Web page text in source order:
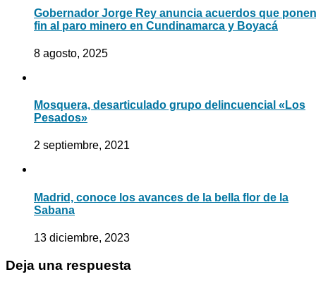
Gobernador Jorge Rey anuncia acuerdos que ponen
fin al paro minero en Cundinamarca y Boyacá
8 agosto, 2025
Mosquera, desarticulado grupo delincuencial «Los
Pesados»
2 septiembre, 2021
Madrid, conoce los avances de la bella flor de la
Sabana
13 diciembre, 2023
Deja una respuesta